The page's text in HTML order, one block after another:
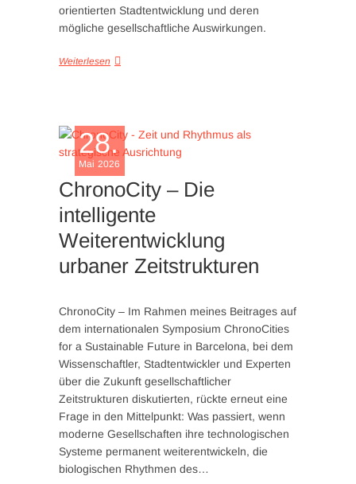
orientierten Stadtentwicklung und deren
mögliche gesellschaftliche Auswirkungen.
Weiterlesen
28.
Mai 2026
ChronoCity – Die
intelligente
Weiterentwicklung
urbaner Zeitstrukturen
ChronoCity – Im Rahmen meines Beitrages auf
dem internationalen Symposium ChronoCities
for a Sustainable Future in Barcelona, bei dem
Wissenschaftler, Stadtentwickler und Experten
über die Zukunft gesellschaftlicher
Zeitstrukturen diskutierten, rückte erneut eine
Frage in den Mittelpunkt: Was passiert, wenn
moderne Gesellschaften ihre technologischen
Systeme permanent weiterentwickeln, die
biologischen Rhythmen des…